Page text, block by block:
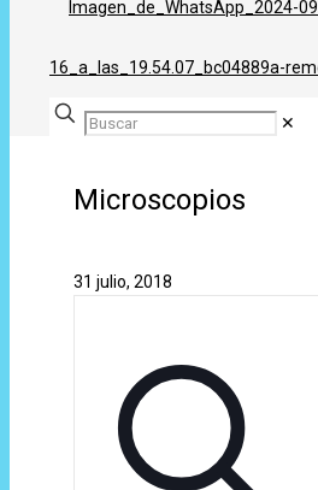
✕
Microscopios
31 julio, 2018